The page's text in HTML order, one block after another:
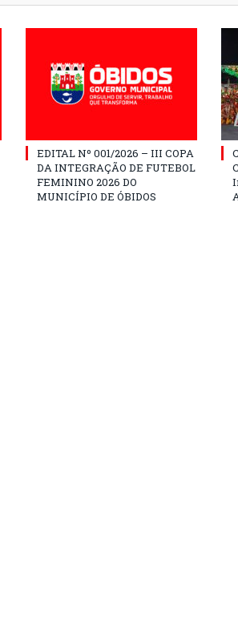
EDITAL Nº 001/2026 – III COPA
DA INTEGRAÇÃO DE FUTEBOL
FEMININO 2026 DO
MUNICÍPIO DE ÓBIDOS